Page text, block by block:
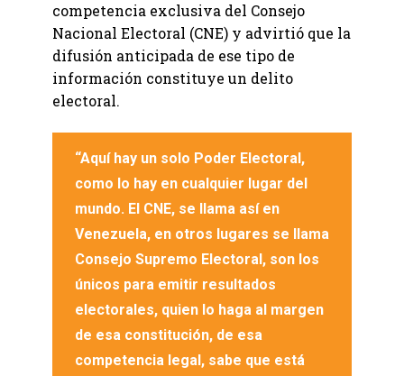
competencia exclusiva del Consejo
Nacional Electoral (CNE) y advirtió que la
difusión anticipada de ese tipo de
información constituye un delito
electoral.
“Aquí hay un solo Poder Electoral,
como lo hay en cualquier lugar del
mundo. El CNE, se llama así en
Venezuela, en otros lugares se llama
Consejo Supremo Electoral, son los
únicos para emitir resultados
electorales, quien lo haga al margen
de esa constitución, de esa
competencia legal, sabe que está